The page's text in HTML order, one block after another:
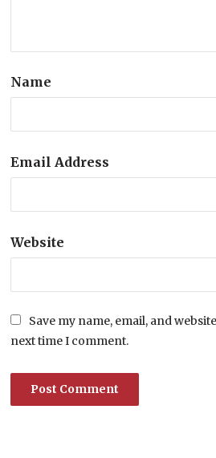
Name
Email Address
Website
Save my name, email, and
next time I comment.